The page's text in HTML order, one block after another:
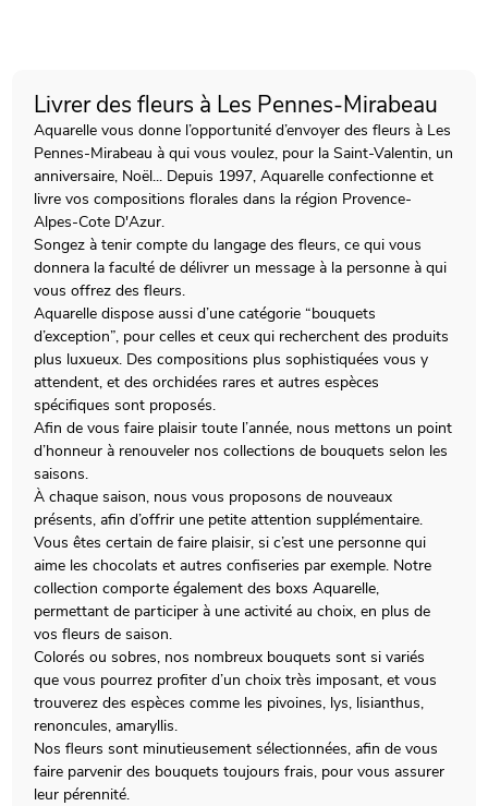
Livrer des fleurs à Les Pennes-Mirabeau
Aquarelle vous donne l’opportunité d’envoyer des fleurs à Les
Pennes-Mirabeau à qui vous voulez, pour la Saint-Valentin, un
anniversaire, Noël... Depuis 1997, Aquarelle confectionne et
livre vos compositions florales dans la région Provence-
Alpes-Cote D'Azur.
Songez à tenir compte du langage des fleurs, ce qui vous
donnera la faculté de délivrer un message à la personne à qui
vous offrez des fleurs.
Aquarelle dispose aussi d’une catégorie “bouquets
d’exception”, pour celles et ceux qui recherchent des produits
plus luxueux. Des compositions plus sophistiquées vous y
attendent, et des orchidées rares et autres espèces
spécifiques sont proposés.
Afin de vous faire plaisir toute l’année, nous mettons un point
d’honneur à renouveler nos collections de bouquets selon les
saisons.
À chaque saison, nous vous proposons de nouveaux
présents, afin d’offrir une petite attention supplémentaire.
Vous êtes certain de faire plaisir, si c’est une personne qui
aime les chocolats et autres confiseries par exemple. Notre
collection comporte également des boxs Aquarelle,
permettant de participer à une activité au choix, en plus de
vos fleurs de saison.
Colorés ou sobres, nos nombreux bouquets sont si variés
que vous pourrez profiter d’un choix très imposant, et vous
trouverez des espèces comme les pivoines, lys, lisianthus,
renoncules, amaryllis.
Nos fleurs sont minutieusement sélectionnées, afin de vous
faire parvenir des bouquets toujours frais, pour vous assurer
leur pérennité.